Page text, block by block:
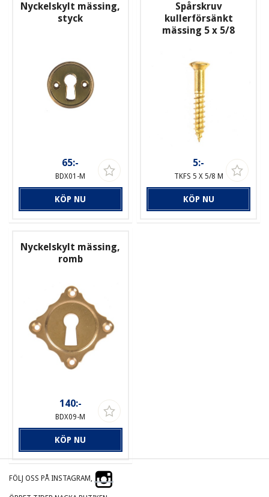
Nyckelskylt mässing,
styck
65:-
BDX01-M
KÖP NU
Spårskruv
kullerförsänkt
mässing 5 x 5/8
5:-
TKFS 5 X 5/8 M
KÖP NU
Nyckelskylt mässing,
romb
140:-
BDX09-M
KÖP NU
FÖLJ OSS PÅ INSTAGRAM,